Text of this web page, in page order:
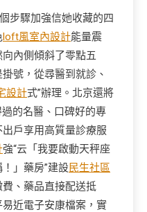
步驟加強信她收藏的四
loft風室內設計能量震
內側傾斜了零點五
號，從尋醫到就診、
設計式”辦理。北京還將
的名醫、口碑好的專
戶享用高質量診療服
強“云「我要啟動天秤座
」藥房”建設民生社區
費、藥品直接配送抵
近電子安康檔案，實